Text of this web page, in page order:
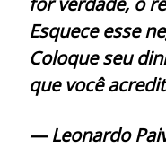
Esquece esse
Coloque seu
que você
— Leonardo